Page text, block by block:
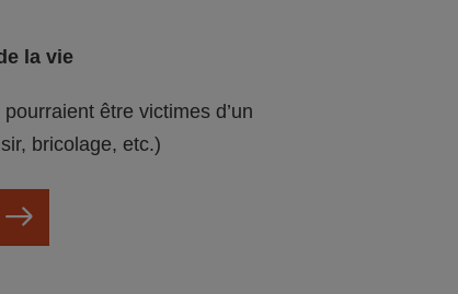
la vie
être victimes d’un
bricolage, etc.)